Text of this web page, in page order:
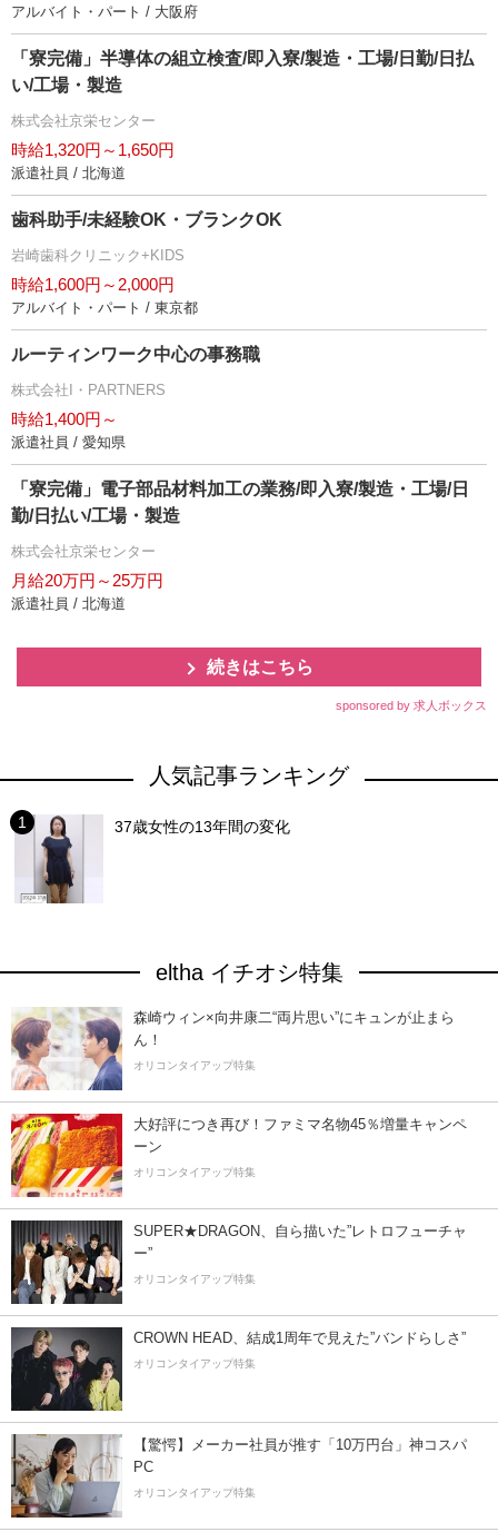
アルバイト・パート / 大阪府
「寮完備」半導体の組立検査/即入寮/製造・工場/日勤/日払
い/工場・製造
株式会社京栄センター
時給1,320円～1,650円
派遣社員 / 北海道
歯科助手/未経験OK・ブランクOK
崎歯科クリニック+KIDS
時給1,600円～2,000円
アルバイト・パート / 東京都
ルーティンワーク中心の事務職
株式会社I・PARTNERS
時給1,400円～
派遣社員 / 愛知県
「寮完備」電子部品材料加工の業務/即入寮/製造・工場/日
勤/日払い/工場・製造
株式会社京栄センター
月給20万円～25万円
派遣社員 / 北海道
続きはこちら
sponsored by 求人ボックス
人気記事ランキング
37歳女性の13年間の変化
eltha イチオシ特集
森崎ウィン×向井康二“両片思い”にキュンが止まら
ん！
オリコンタイアップ特集
大好評につき再び！ファミマ名物45％増量キャンペ
ーン
オリコンタイアップ特集
SUPER★DRAGON、自ら描いた”レトロフューチャ
ー”
オリコンタイアップ特集
CROWN HEAD、結成1周年で見えた”バンドらしさ”
オリコンタイアップ特集
【驚愕】メーカー社員が推す「10万円台」神コスパ
PC
オリコンタイアップ特集